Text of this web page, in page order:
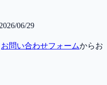
2026/06/29
お問い合わせフォームからお